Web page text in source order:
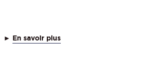
► En savoir plus